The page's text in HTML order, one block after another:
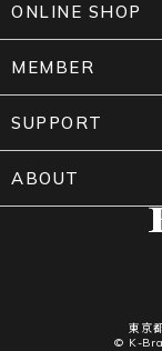
東京
© K-
ONLINE SHOP
MEMBER
SUPPORT
ABOUT